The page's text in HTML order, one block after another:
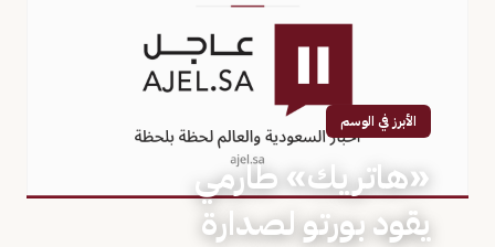
الأبرز في الوسم
«هاتريك» طارمي
يقود بورتو لصدارة